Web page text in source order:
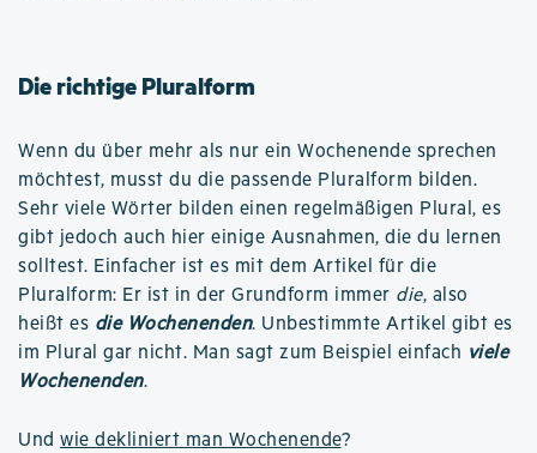
Die richtige Pluralform
Wenn du über mehr als nur ein Wochenende sprechen
möchtest, musst du die passende Pluralform bilden.
Sehr viele Wörter bilden einen regelmäßigen Plural, es
gibt jedoch auch hier einige Ausnahmen, die du lernen
solltest. Einfacher ist es mit dem Artikel für die
Pluralform: Er ist in der Grundform immer die, also
heißt es die Wochenenden. Unbestimmte Artikel gibt es
im Plural gar nicht. Man sagt zum Beispiel einfach viele
Wochenenden.
Und wie dekliniert man Wochenende?